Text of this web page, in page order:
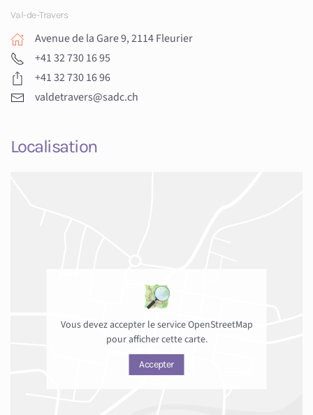
Val-de-Travers
Avenue de la Gare 9, 2114 Fleurier
+41 32 730 16 95
+41 32 730 16 96
valdetravers@sadc.ch
Localisation
Vous devez accepter le service OpenStreetMap
pour afficher cette carte.
Accepter